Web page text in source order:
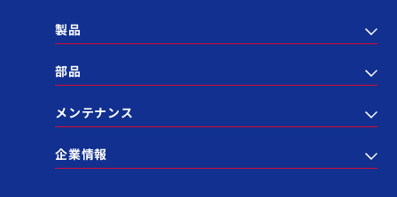
製品
部品
メンテナンス
企業情報